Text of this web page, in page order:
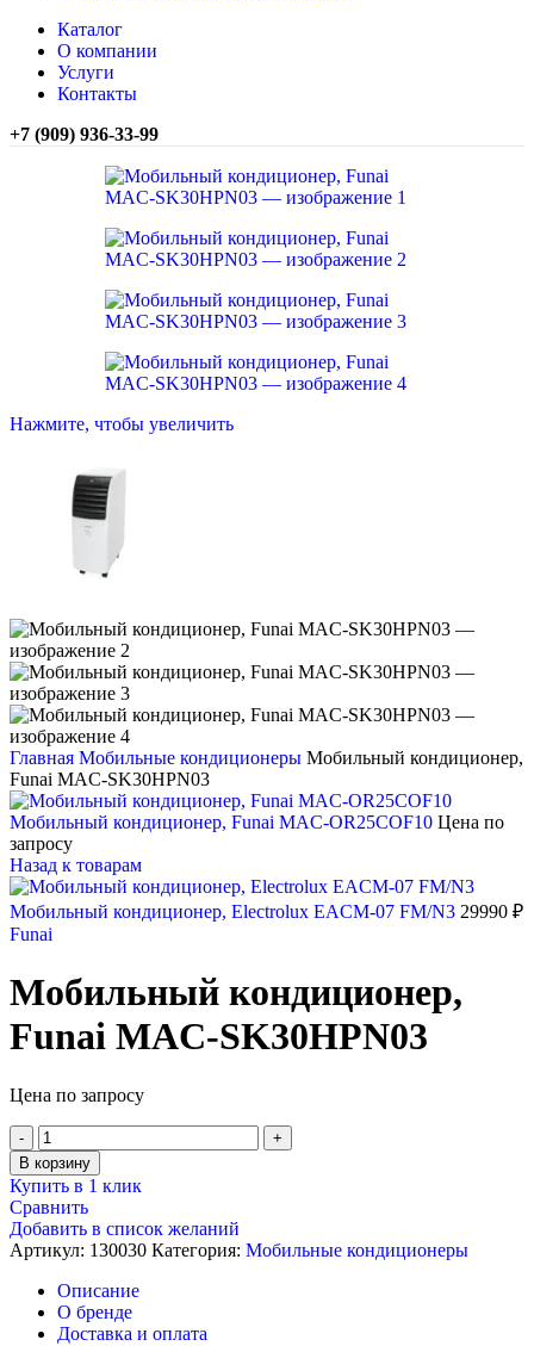
Каталог
О компании
Услуги
Контакты
+7 (909) 936-33-99
Нажмите, чтобы увеличить
Главная Мобильные кондиционеры Мобильный кондиционер,
Funai MAC-SK30HPN03
Мобильный кондиционер, Funai MAC-OR25COF10 Цена по
запросу
Назад к товарам
Мобильный кондиционер, Electrolux EACM-07 FM/N3 29990 ₽
Funai
Мобильный кондиционер,
Funai MAC-SK30HPN03
Цена по запросу
Количество
товара
Мобильный
кондиционер,
Funai
MAC-
SK30HPN03
В корзину
Купить в 1 клик
Сравнить
Добавить в список желаний
Артикул: 130030 Категория: Мобильные кондиционеры
Описание
О бренде
Доставка и оплата